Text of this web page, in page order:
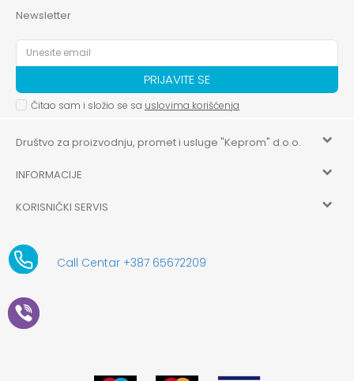
Newsletter
PRIJAVITE SE
Čitao sam i složio se sa uslovima korišćenja
Društvo za proizvodnju, promet i usluge "Keprom" d.o.o.
HILANDARSKA 32, ISTOČNO NOVO SARAJEVO, ISTOČNO
aksaonlinebih@aksabih.ba
5514802214205743
61-01-0052-11
11079253
INFORMACIJE
Zaposlenje
Saradnja
KORISNIČKI SERVIS
Uslovi korišćenja i prodaje
Kako kupiti
Call Centar +387 65672209